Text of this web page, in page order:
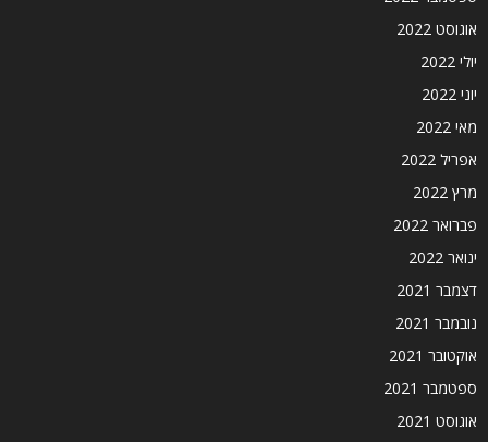
אוגוסט 2022
יולי 2022
יוני 2022
מאי 2022
אפריל 2022
מרץ 2022
פברואר 2022
ינואר 2022
דצמבר 2021
נובמבר 2021
אוקטובר 2021
ספטמבר 2021
אוגוסט 2021